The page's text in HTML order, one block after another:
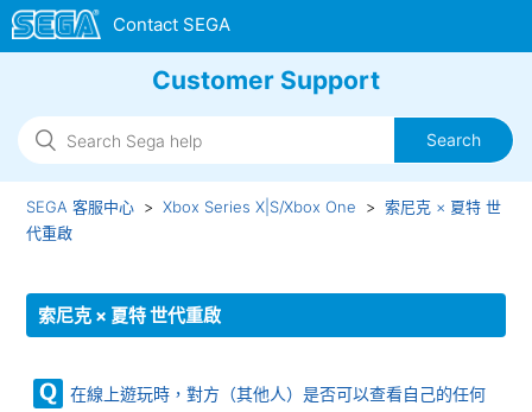
Customer Support
SEGA 客服中心 Xbox Series X|S/Xbox One
索尼克 × 夏特 世
代重啟
索尼克 × 夏特 世代重啟
在線上遊玩時，對方（其他人）是否可以查看自己的任何